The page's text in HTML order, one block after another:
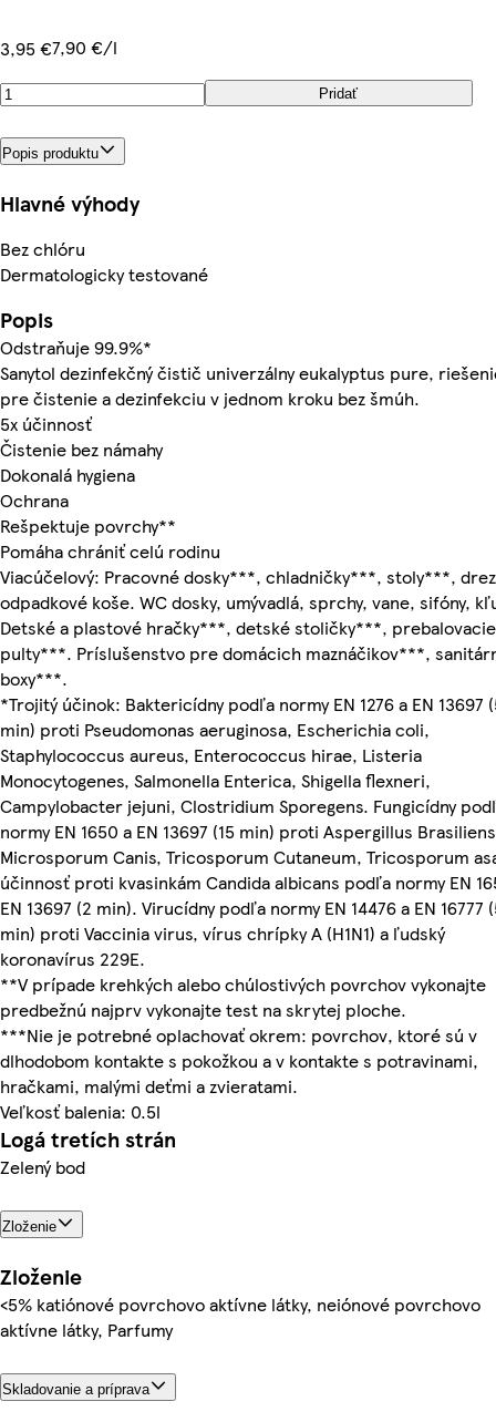
3,95 €7,90 €/l
Pridať
Popis produktu
Hlavné výhody
Bez chlóru
Dermatologicky testované
Popis
Odstraňuje 99.9%*
Sanytol dezinfekčný čistič univerzálny eukalyptus pure,
pre čistenie a dezinfekciu v jednom kroku bez šmúh.
5x účinnosť
Čistenie bez námahy
Dokonalá hygiena
Ochrana
Rešpektuje povrchy**
Pomáha chrániť celú rodinu
Viacúčelový: Pracovné dosky***, chladničky***, stoly***,
odpadkové koše. WC dosky, umývadlá, sprchy, vane, sifóny,
Detské a plastové hračky***, detské stoličky***, prebalovacie
pulty***. Príslušenstvo pre domácich maznáčikov***,
boxy***.
*Trojitý účinok: Baktericídny podľa normy EN 1276 a EN 13697
min) proti Pseudomonas aeruginosa, Escherichia coli,
Staphylococcus aureus, Enterococcus hirae, Listeria
Monocytogenes, Salmonella Enterica, Shigella flexneri,
Campylobacter jejuni, Clostridium Sporegens. Fungicídny
normy EN 1650 a EN 13697 (15 min) proti Aspergillus
Microsporum Canis, Tricosporum Cutaneum, Tricosporum
účinnosť proti kvasinkám Candida albicans podľa normy EN
EN 13697 (2 min). Virucídny podľa normy EN 14476 a EN 16777
min) proti Vaccinia virus, vírus chrípky A (H1N1) a ľudský
koronavírus 229E.
**V prípade krehkých alebo chúlostivých povrchov vykonajte
predbežnú najprv vykonajte test na skrytej ploche.
***Nie je potrebné oplachovať okrem: povrchov, ktoré sú v
dlhodobom kontakte s pokožkou a v kontakte s potravinami,
hračkami, malými deťmi a zvieratami.
Veľkosť balenia: 0.5l
Logá tretích strán
Zelený bod
Zloženie
Zloženie
<5% katiónové povrchovo aktívne látky, neiónové povrchovo
aktívne látky, Parfumy
Skladovanie a príprava